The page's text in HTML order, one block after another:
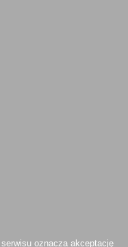
oznacza akceptację